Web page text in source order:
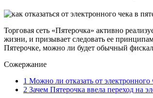
Торговая сеть «Пятерочка» активно
жизни, и призывает следовать ее
Пятерочке, можно ли будет обычный
Сожержание
1 Можно ли отказать от
2 Зачем Пятерочка ввела переход на